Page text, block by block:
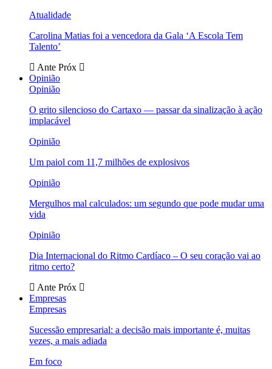
Atualidade
Carolina Matias foi a vencedora da Gala ‘A Escola Tem
Talento’
Ante Próx
Opinião
Opinião
O grito silencioso do Cartaxo — passar da sinalização à ação
implacável
Opinião
Um paiol com 11,7 milhões de explosivos
Opinião
Mergulhos mal calculados: um segundo que pode mudar uma
vida
Opinião
Dia Internacional do Ritmo Cardíaco – O seu coração vai ao
ritmo certo?
Ante Próx
Empresas
Empresas
Sucessão empresarial: a decisão mais importante é, muitas
vezes, a mais adiada
Em foco